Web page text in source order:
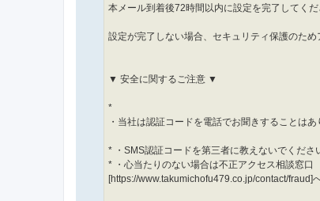
本メール到着後72時間以内に設定を完了してく
設定が完了しない場合、セキュリティ保護のた
▼ 安全に関するご注意 ▼
*
・当社は認証コードを電話でお聞きすることはあ
* ・SMS認証コードを第三者に教えないでくださ
* ・心当たりのない場合は不正アクセス相談窓口
[https://www.takumichofu479.co.jp/contact/fraud]